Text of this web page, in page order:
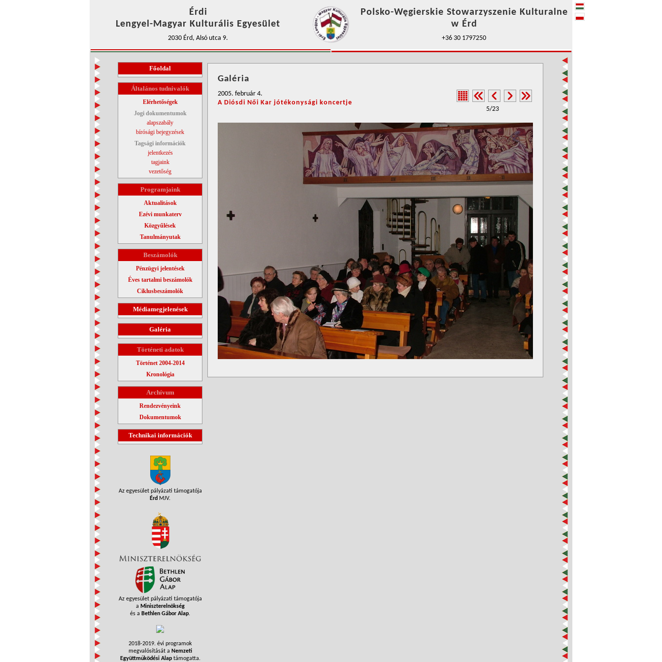
Érdi
Lengyel-Magyar Kulturális Egyesület
2030 Érd, Alsó utca 9.
Polsko-Węgierskie Stowarzyszenie Kulturalne
w Érd
+36 30 1797250
Főoldal
Általános tudnivalók
Elérhetőségek
Jogi dokumentumok
alapszabály
bírósági bejegyzések
Tagsági információk
jelentkezés
tagjaink
vezetőség
Programjaink
Aktualitások
Ezévi munkaterv
Közgyűlések
Tanulmányutak
Beszámolók
Pénzügyi jelentések
Éves tartalmi beszámolók
Ciklusbeszámolók
Médiamegjelenések
Galéria
Történeti adatok
Történet 2004-2014
Kronológia
Archívum
Rendezvényeink
Dokumentumok
Technikai információk
Az egyesület pályázati támogatója
Érd MJV.
Az egyesület pályázati támogatója
a Miniszterelnökség
és a Bethlen Gábor Alap.
2018-2019. évi programok
megvalósítását a Nemzeti
Együttműködési Alaptámogatta.
Galéria
2005. február 4.
A Diósdi Női Kar jótékonysági koncertje
5/23